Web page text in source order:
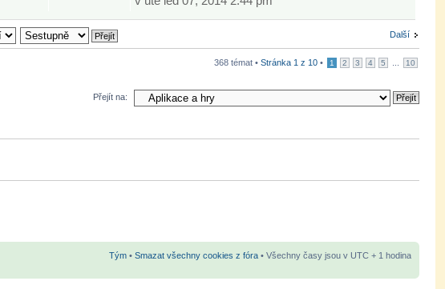
Další
368 témat • Stránka 1 z 10 • 1 2 3 4 5 10
Přejít na:
Tým • Smazat všechny cookies z fóra • Všechny časy jsou v UTC + 1 hodina